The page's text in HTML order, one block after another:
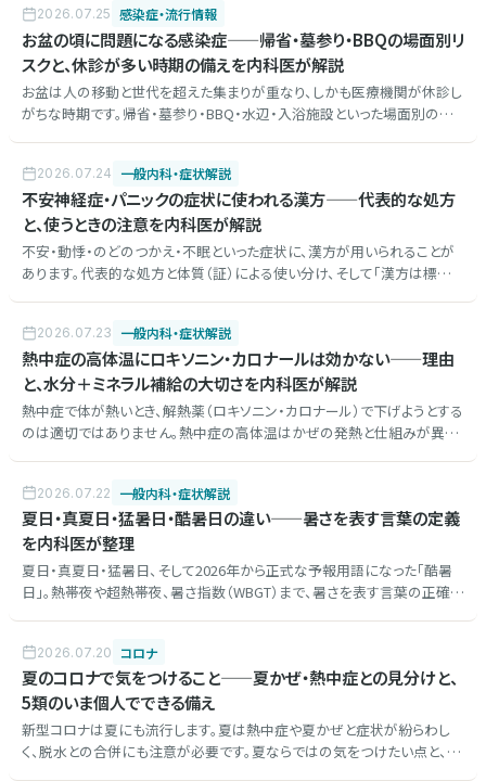
2026.07.25 感染症・流行情報
お盆の頃に問題になる感染症——帰省・墓参り・BBQの場面別リ
スクと、休診が多い時期の備えを内科医が解説
お盆は人の移動と世代を超えた集まりが重なり、しかも医療機関が休診し
がちな時期です。帰省・墓参り・BBQ・水辺・入浴施設といった場面別の感
2026.07.24 一般内科・症状解説
不安神経症・パニックの症状に使われる漢方——代表的な処方
と、使うときの注意を内科医が解説
不安・動悸・のどのつかえ・不眠といった症状に、漢方が用いられることが
あります。代表的な処方と体質（証）による使い分け、そして「漢方は標準
2026.07.23 一般内科・症状解説
熱中症の高体温にロキソニン・カロナールは効かない——理由
と、水分＋ミネラル補給の大切さを内科医が解説
熱中症で体が熱いとき、解熱薬（ロキソニン・カロナール）で下げようとする
のは適切ではありません。熱中症の高体温はかぜの発熱と仕組みが異な
2026.07.22 一般内科・症状解説
夏日・真夏日・猛暑日・酷暑日の違い——暑さを表す言葉の定義
を内科医が整理
夏日・真夏日・猛暑日、そして2026年から正式な予報用語になった「酷暑
日」。熱帯夜や超熱帯夜、暑さ指数（WBGT）まで、暑さを表す言葉の正確な
2026.07.20 コロナ
夏のコロナで気をつけること——夏かぜ・熱中症との見分けと、
5類のいま個人でできる備え
新型コロナは夏にも流行します。夏は熱中症や夏かぜと症状が紛らわし
く、脱水との合併にも注意が必要です。夏ならではの気をつけたい点と、5